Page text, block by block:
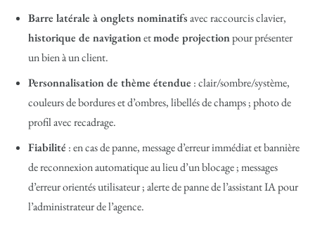
Barre latérale à onglets nominatifsavec raccourcis clavier,
historique de navigationetmode projectionpour présenter
un bien à un client.
Personnalisation de thème étendue : clair/sombre/système,
couleurs de bordures et d’ombres, libellés de champs ; photo de
profil avec recadrage.
Fiabilité : en cas de panne, message d’erreur immédiat et bannière
de reconnexion automatique au lieu d’un blocage ; messages
d’erreur orientés utilisateur ; alerte de panne de l’assistant IA pour
l’administrateur de l’agence.